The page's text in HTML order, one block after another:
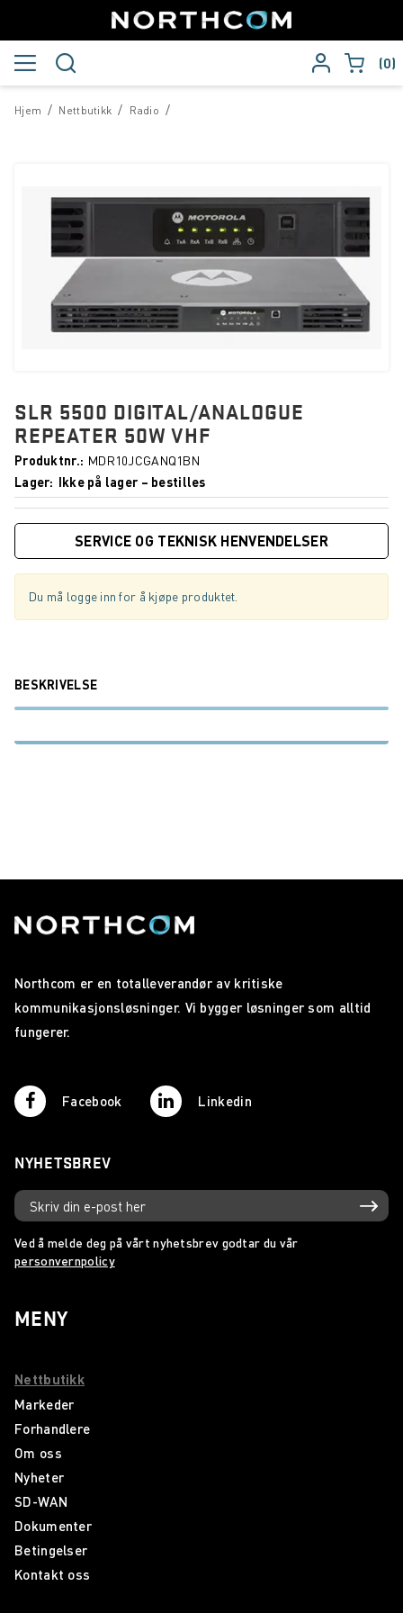
0
/
Hjem /
Nettbutikk /
Radio
SLR 5500 DIGITAL/ANALOGUE
REPEATER 50W VHF
Produktnr.
MDR10JCGANQ1BN
Lager
Ikke på lager – bestilles
SERVICE OG TEKNISK HENVENDELSER
Du må logge inn for å kjøpe produktet.
BESKRIVELSE
Northcom er en totalleverandør av kritiske
kommunikasjonsløsninger. Vi bygger løsninger som alltid
fungerer.
Facebook Linkedin
NYHETSBREV
Ved å melde deg på vårt nyhetsbrev godtar du vår
personvernpolicy
MENY
Nettbutikk
Markeder
Forhandlere
Om oss
Nyheter
SD-WAN
Dokumenter
Betingelser
Kontakt oss